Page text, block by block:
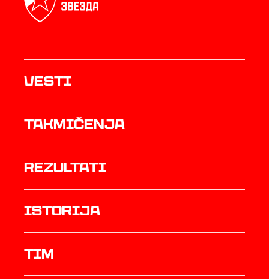
Vesti
Takmičenja
rezultati
istorija
TIM